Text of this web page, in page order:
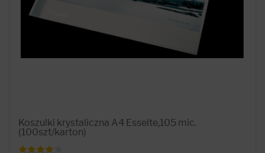
Koszulki krystaliczna A4 Esselte,105 mic.
(100szt/karton)